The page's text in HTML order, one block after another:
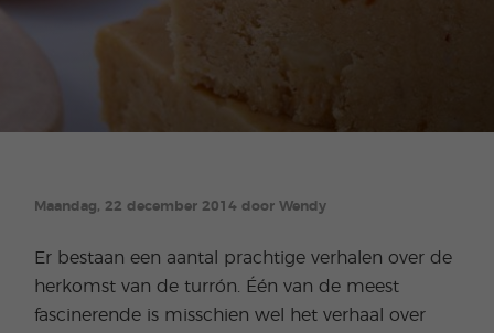
Maandag, 22 december 2014 door Wendy
Er bestaan een aantal prachtige verhalen over de
herkomst van de turrón. Één van de meest
fascinerende is misschien wel het verhaal over